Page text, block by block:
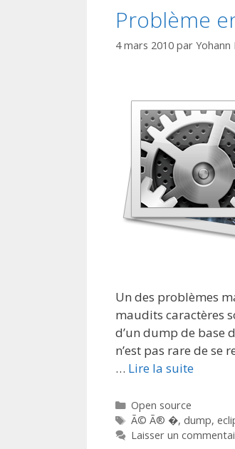
Problème
4 mars 2010 par Yohann
Un des problèmes
maudits caractères
d’un dump de base
n’est pas rare de se
… Lire la suite
Catégories
Open source
Étiquettes
Ã© Ã® �, dump,
Laisser un